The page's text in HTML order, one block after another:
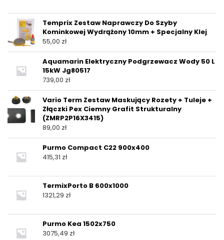
Temprix Zestaw Naprawczy Do Szyby
Kominkowej Wydrążony 10mm + Specjalny Klej
55,00 zł
Aquamarin Elektryczny Podgrzewacz Wody 50 L
15kW Jg80517
739,00 zł
Vario Term Zestaw Maskujący Rozety + Tuleje +
Złączki Pex Ciemny Grafit Strukturalny
(ZMRP2P16X3415)
89,00 zł
Purmo Compact C22 900x400
415,31 zł
TermixPorto B 600x1000
1321,29 zł
Purmo Kea 1502x750
3075,49 zł